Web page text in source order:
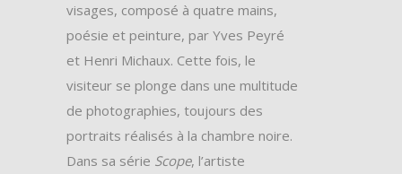
visages, composé à quatre mains,
poésie et peinture, par Yves Peyré
et Henri Michaux. Cette fois, le
visiteur se plonge dans une multitude
de photographies, toujours des
portraits réalisés à la chambre noire.
Dans sa série Scope, l’artiste